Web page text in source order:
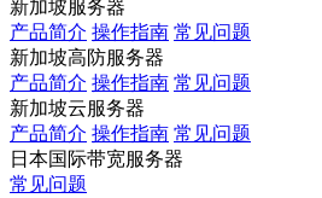
新加坡服务器
产品简介 操作指南 常见问题
新加坡高防服务器
产品简介 操作指南 常见问题
新加坡云服务器
产品简介 操作指南 常见问题
日本国际带宽服务器
常见问题